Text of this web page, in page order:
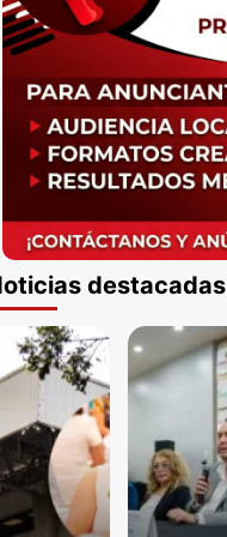
destacadas